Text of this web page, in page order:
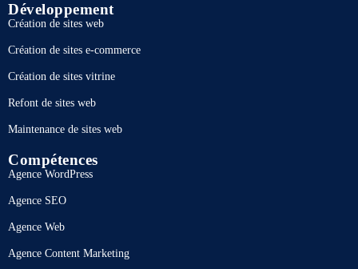
Développement
Création de sites web
Création de sites e-commerce
Création de sites vitrine
Refont de sites web
Maintenance de sites web
Compétences
Agence WordPress
Agence SEO
Agence Web
Agence Content Marketing